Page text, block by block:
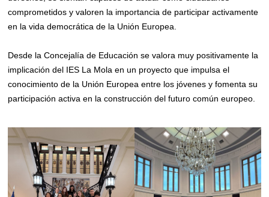
comprometidos y valoren la importancia de participar activamente
en la vida democrática de la Unión Europea.
Desde la Concejalía de Educación se valora muy positivamente la
implicación del IES La Mola en un proyecto que impulsa el
conocimiento de la Unión Europea entre los jóvenes y fomenta su
participación activa en la construcción del futuro común europeo.